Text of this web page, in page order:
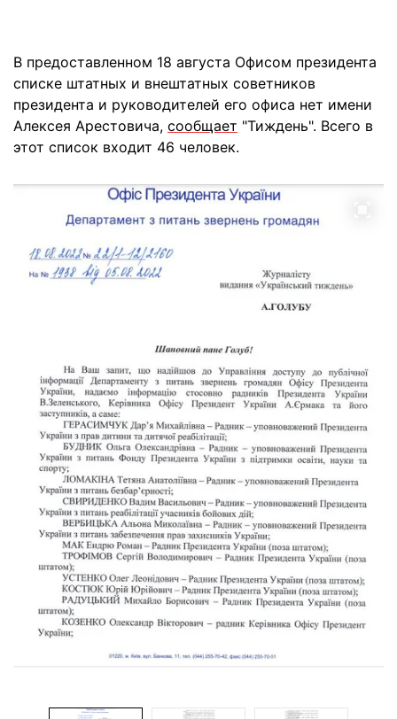
В предоставленном 18 августа Офисом президента
списке штатных и внештатных советников
президента и руководителей его офиса нет имени
Алексея Арестовича, сообщает "Тиждень". Всего в
этот список входит 46 человек.